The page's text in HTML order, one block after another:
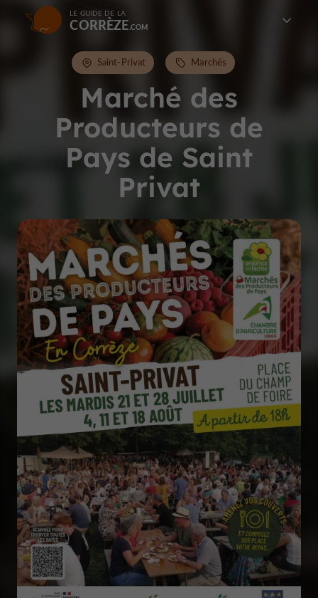
LE GUIDE DE LA
CORRÈZE
Marché des
Producteurs de
Pays de Saint
Privat
Saint-Privat Marchés